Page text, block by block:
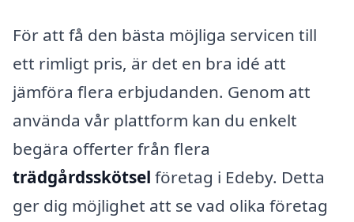
För att få den bästa möjliga servicen till
ett rimligt pris, är det en bra idé att
jämföra flera erbjudanden. Genom att
använda vår plattform kan du enkelt
begära offerter från flera
trädgårdsskötsel företag i Edeby. Detta
ger dig möjlighet att se vad olika företag